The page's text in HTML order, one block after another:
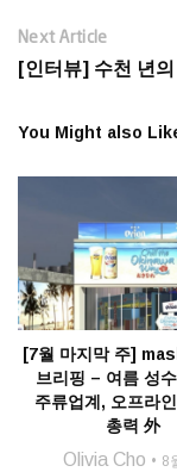
Next Article
[인터뷰] 수천 년
You Might also
[7월 마지막 주]
브리핑 – 여름 성
주류업계, 오프라
총력 外
Olivia Cho 8